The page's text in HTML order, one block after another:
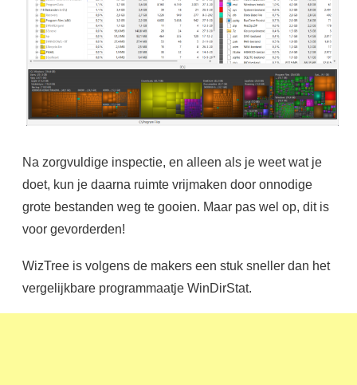
Na zorgvuldige inspectie, en alleen als je weet wat je
doet, kun je daarna ruimte vrijmaken door onnodige
grote bestanden weg te gooien. Maar pas wel op, dit is
voor gevorderden!
WizTree is volgens de makers een stuk sneller dan het
vergelijkbare programmaatje WinDirStat.